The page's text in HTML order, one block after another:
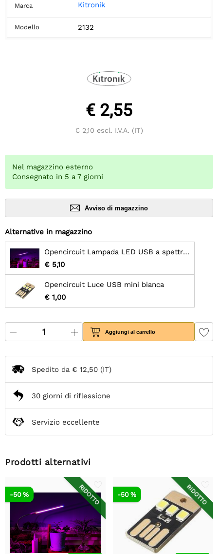
Marca Kitronik
Modello 2132
€ 2,55
€ 2,10 escl. I.V.A. (IT)
Nel magazzino esterno
Consegnato in 5 a 7 giorni
Avviso di magazzino
Alternative in magazzino
Opencircuit Lampada LED USB a spettro completo da 5 W per la coltivazione di piante
€ 5,10
Opencircuit Luce USB mini bianca
€ 1,00
Aggiungi al carrello
Spedito da € 12,50 (IT)
30 giorni di riflessione
Servizio eccellente
Prodotti alternativi
RIDOTTO
-50 % RIDOTTO
-50 %